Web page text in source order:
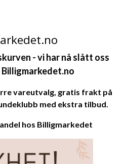
- vi har nå slått oss
Billigmarkedet.no
vareutvalg, gratis frakt på
med ekstra tilbud.
hos Billigmarkedet